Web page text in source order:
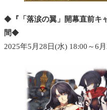
◆ 『「落涙の翼」開幕直前
間◆
2025年5月28日(水) 18:00～6